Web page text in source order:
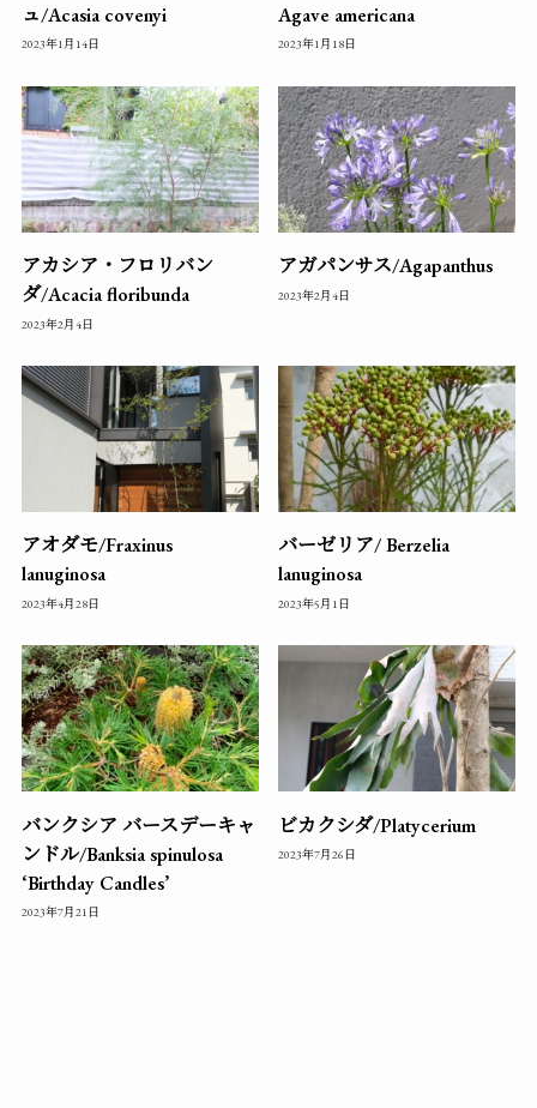
ュ/Acasia covenyi
2023年1月14日
Agave americana
2023年1月18日
アカシア・フロリバン
ダ/Acacia floribunda
2023年2月4日
アガパンサス/Agapanthus
2023年2月4日
アオダモ/Fraxinus
lanuginosa
2023年4月28日
バーゼリア/ Berzelia
lanuginosa
2023年5月1日
バンクシア バースデーキャ
ンドル/Banksia spinulosa
‘Birthday Candles’
2023年7月21日
ビカクシダ/Platycerium
2023年7月26日